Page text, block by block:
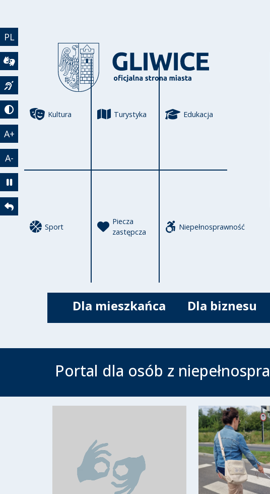
PL
Wideotłumacz
Język migowy
Tryb kontrastowy
A+
A-
Zatrzymaj animację
Powrót
Kultura Turystyka Edukacja
Sport
Piecza
zastępcza
Niepełnosprawność
Dla mieszkańca Dla biznesu
Portal dla osób z